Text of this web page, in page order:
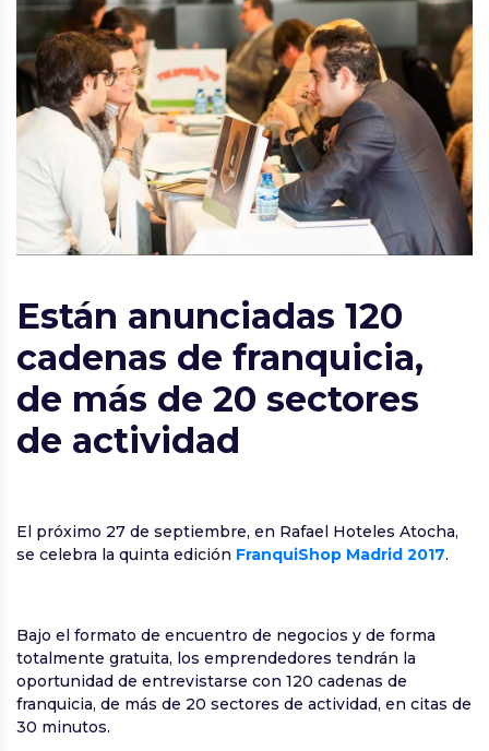
Están anunciadas 120
cadenas de franquicia,
de más de 20 sectores
de actividad
El próximo 27 de septiembre, en Rafael Hoteles Atocha,
se celebra la quinta edición FranquiShop Madrid 2017.
Bajo el formato de encuentro de negocios y de forma
totalmente gratuita, los emprendedores tendrán la
oportunidad de entrevistarse con 120 cadenas de
franquicia, de más de 20 sectores de actividad, en citas de
30 minutos.